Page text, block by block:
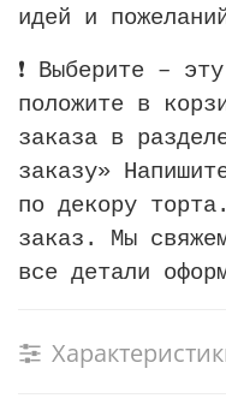
идей и
❗️ Выберите –
положите в
заказа в
заказу»
по декору
заказ. Мы
все детали